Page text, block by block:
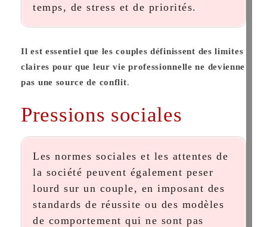
temps, de stress et de priorités.
Il est essentiel que les couples définissent des limites
claires pour que leur vie professionnelle ne devienne
pas une source de conflit​.
Pressions sociales
Les normes sociales et les attentes de
la société peuvent également peser
lourd sur un couple, en imposant des
standards de réussite ou des modèles
de comportement qui ne sont pas